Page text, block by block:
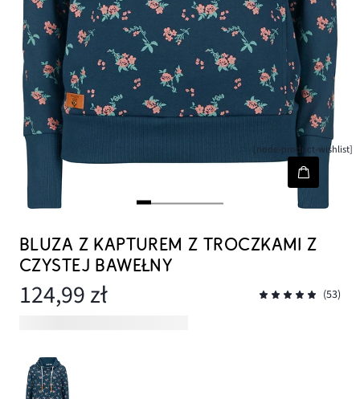
[node-product-wishlist]
BLUZA Z KAPTUREM Z TROCZKAMI Z
CZYSTEJ BAWEŁNY
124,99 zł (53)